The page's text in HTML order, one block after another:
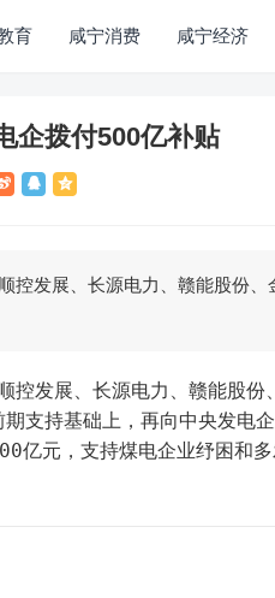
育 咸宁消费 咸宁经济
企拨付500亿补贴
控发展、长源电力、赣能股份、
控发展、长源电力、赣能股份
支持基础上，再向中央发电
亿元，支持煤电企业纾困和多